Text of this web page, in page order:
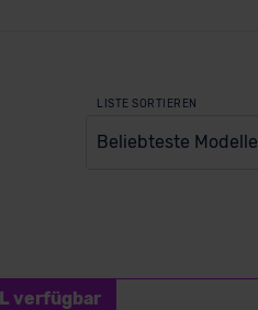
LISTE SORTIEREN
Beliebteste Modelle
verfügbar